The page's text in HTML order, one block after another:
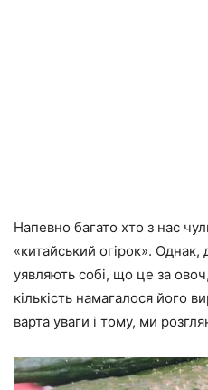
Напевно багато хто з нас
«китайський огірок».
уявляють собі, що це за
кількість намагалося його
варта уваги і тому, ми